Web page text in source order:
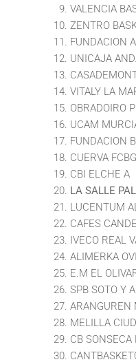
VALENCIA
ZENTRO
FUNDACION
UNICAJA
VITALY LA
OBRADOIRO
UCAM
FUNDACION
CUERVA FCBG
CBI ELCHE A
LA SALLE
LUCENTUM
CAFES
IVECO REAL
ALIMERKA
E.M EL
SPB SOTO Y
ARANGUREN
MELILLA
CB SONSECA